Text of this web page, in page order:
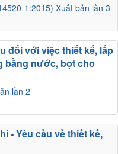
1:2015) Xuất bản lần 3
lần 2
đối với việc thiết kế, lắp
bằng nước, bọt cho
- Yêu cầu về thiết kế,